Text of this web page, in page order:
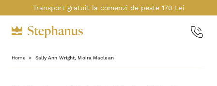
Transport gratuit la comenzi de peste 170 Lei
Home Sally Ann Wright, Moira Maclean